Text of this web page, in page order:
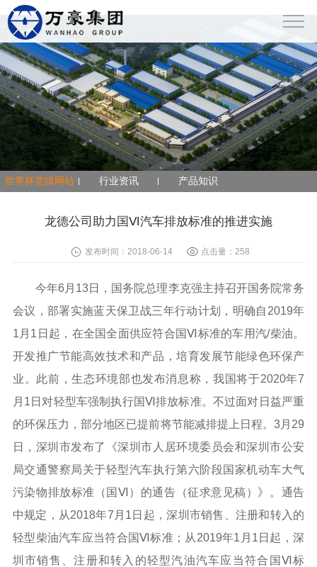
世界杯竞猜网站
世界杯竞猜网站 行业资讯 产品知识
龙德公司助力国Ⅵ汽车排放标准的推进实施
发布时间：2018-06-14 点击量： 258
今年6月13日，国务院总理李克强主持召开国务院常务
会议，部署实施蓝天保卫战三年行动计划，明确自2019年
1月1日起，在全国全面供应符合国Ⅵ标准的车用汽/柴油。
开发推广节能高效技术和产品，培育发展节能绿色环保产
业。此前，生态环境部也发布消息称，我国将于2020年7
月1日对轻型车强制执行国Ⅵ排放标准。不过面对日益严重
的环保压力，部分地区已提前将节能减排提上日程。3月29
日，深圳市发布了《深圳市人居环境委员会和深圳市公安
局交通警察局关于轻型汽车执行第六阶段国家机动车大气
污染物排放标准（国Ⅵ）的通告（征求意见稿）》。通告
中规定，从2018年7月1日起，深圳市销售、注册和转入的
轻型柴油汽车应当符合国Ⅵ标准；从2019年1月1日起，深
圳市销售、注册和转入的轻型汽油汽车应当符合国Ⅵ标